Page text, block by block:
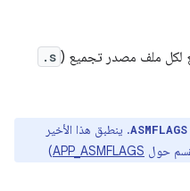
لكل ملف مصدر تجميع ( .s
ASMFLAGS. ينطبق هذا الأخير
APP_ASMFLAGS
)